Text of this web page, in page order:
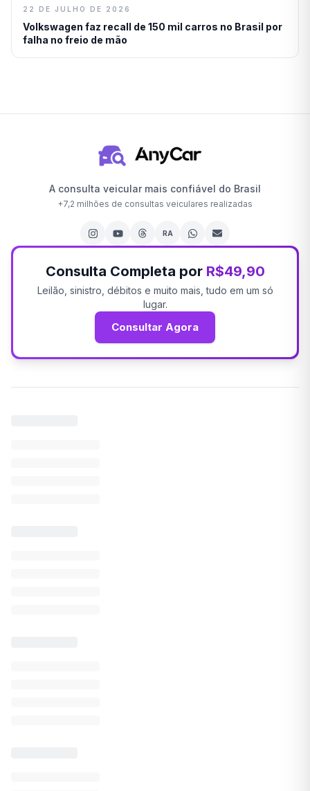
22 DE JULHO DE 2026
Volkswagen faz recall de 150 mil carros no Brasil por
falha no freio de mão
A consulta veicular mais confiável do Brasil
+7,2 milhões de consultas veiculares realizadas
RA
Consulta Completa por R$49,90
Leilão, sinistro, débitos e muito mais, tudo em um só
lugar.
Consultar Agora